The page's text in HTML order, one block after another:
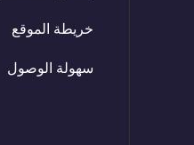
خريطة الموقع
سهولة الوصول